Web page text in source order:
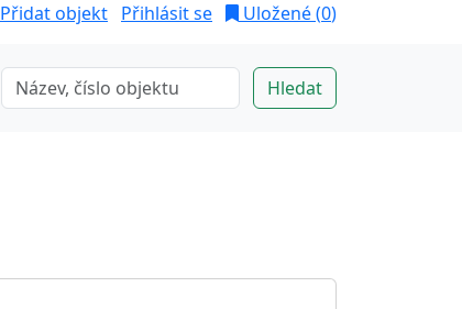
Přidat objekt Přihlásit se Uložené (0)